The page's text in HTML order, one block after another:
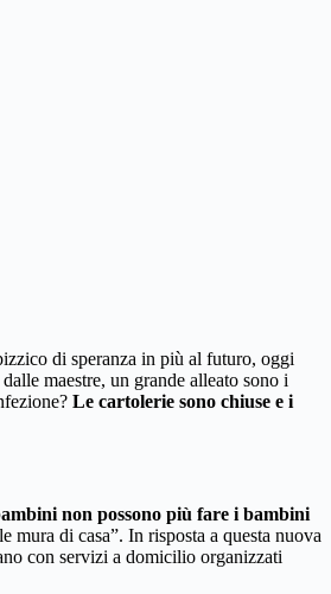
di speranza in più al futuro, oggi
maestre, un grande alleato sono i
Le cartolerie sono chiuse e i
non possono più fare i bambini
di casa”. In risposta a questa nuova
con servizi a domicilio organizzati